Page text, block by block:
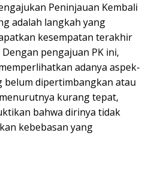
Peninjauan Kembali
adalah langkah yang
kesempatan terakhir
pengajuan PK ini,
adanya aspek-
belum dipertimbangkan atau
kurang tepat,
bahwa dirinya tidak
kebebasan yang